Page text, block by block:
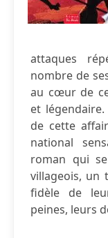
attaques
nombre de
au cœur de
et
de cette
national
roman qui
villageois, un
fidèle de
peines, leurs